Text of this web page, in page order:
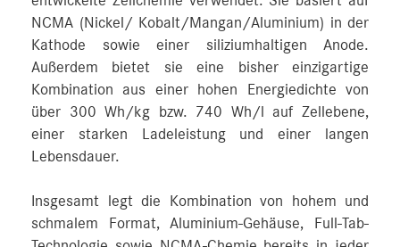
NCMA (Nickel/ Kobalt/Mangan/Aluminium) in der
Kathode sowie einer siliziumhaltigen Anode.
Außerdem bietet sie eine bisher einzigartige
Kombination aus einer hohen Energiedichte von
über 300 Wh/kg bzw. 740 Wh/l auf Zellebene,
einer starken Ladeleistung und einer langen
Lebensdauer.
Insgesamt legt die Kombination von hohem und
schmalem Format, Aluminium-Gehäuse, Full-Tab-